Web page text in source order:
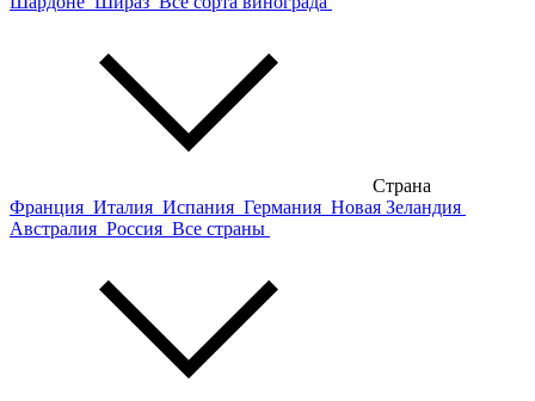
Страна
Франция Италия Испания Германия Новая Зеландия
Австралия Россия Все страны